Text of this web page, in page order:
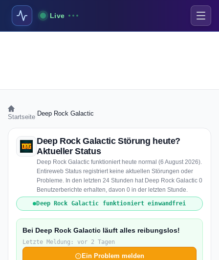
Live
Startseite Deep Rock Galactic
Deep Rock Galactic Störung heute?
Aktueller Status
Deep Rock Galactic funktioniert heute normal (6 August 2026).
Entireweb Status registriert keine aktuellen Störungen oder
Probleme. In den letzten 24 Stunden hat Deep Rock Galactic 0
Benutzerberichte erhalten, davon 0 in der letzten Stunde.
Deep Rock Galactic funktioniert einwandfrei
Bei Deep Rock Galactic läuft alles reibungslos!
Letzte Meldung: vor 2 Tagen
Ein Problem melden